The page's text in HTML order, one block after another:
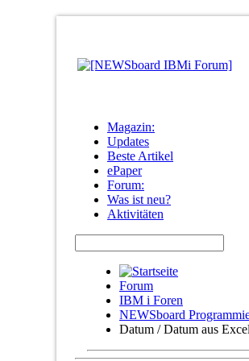
Magazin:
Updates
Beste Artikel
ePaper
Forum:
Was ist neu?
Aktivitäten
Forum
IBM i Foren
NEWSboard
Datum / Datum aus Excel